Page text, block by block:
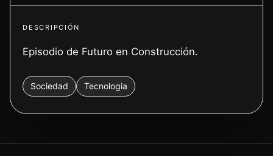
DESCRIPCIÓN
Episodio de Futuro en Construcción.
Sociedad Tecnologia